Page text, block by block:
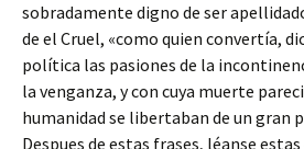
sobradamente digno de ser
de el Cruel, «como quien convertía,
política las pasiones de la
la venganza, y con cuya muerte
humanidad se libertaban de un gran
Despues de estas frases, léanse